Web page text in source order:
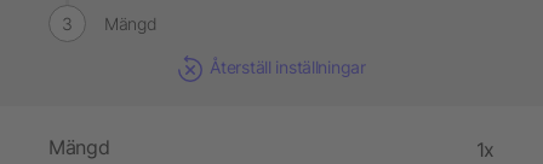
Mängd
Återställ inställningar
Mängd 1x